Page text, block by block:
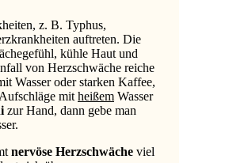
z. B. Typhus,
auftreten. Die
kühle Haut und
von Herzschwäche reiche
Wasser oder starken Kaffee,
mitheißem Wasser
zur Hand, dann gebe man
nervöse Herzschwäche viel